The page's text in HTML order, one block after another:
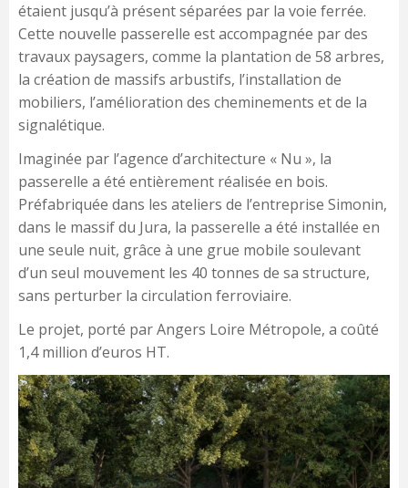
étaient jusqu’à présent séparées par la voie ferrée.
Cette nouvelle passerelle est accompagnée par des
travaux paysagers, comme la plantation de 58 arbres,
la création de massifs arbustifs, l’installation de
mobiliers, l’amélioration des cheminements et de la
signalétique.
Imaginée par l’agence d’architecture « Nu », la
passerelle a été entièrement réalisée en bois.
Préfabriquée dans les ateliers de l’entreprise Simonin,
dans le massif du Jura, la passerelle a été installée en
une seule nuit, grâce à une grue mobile soulevant
d’un seul mouvement les 40 tonnes de sa structure,
sans perturber la circulation ferroviaire.
Le projet, porté par Angers Loire Métropole, a coûté
1,4 million d’euros HT.